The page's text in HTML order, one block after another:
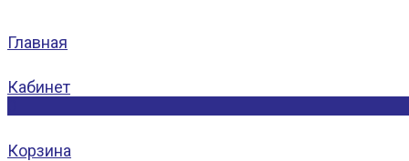
Главная
Кабинет
Корзина